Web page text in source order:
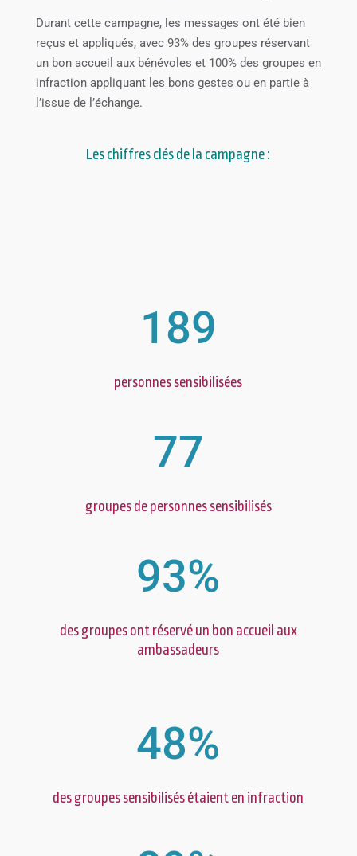
Durant cette campagne, les messages ont été bien
reçus et appliqués, avec 93% des groupes réservant
un bon accueil aux bénévoles et 100% des groupes en
infraction appliquant les bons gestes ou en partie à
l’issue de l’échange.
Les chiffres clés de la campagne :
189
personnes sensibilisées
77
groupes de personnes sensibilisés
93%
des groupes ont réservé un bon accueil aux
ambassadeurs
48%
des groupes sensibilisés étaient en infraction